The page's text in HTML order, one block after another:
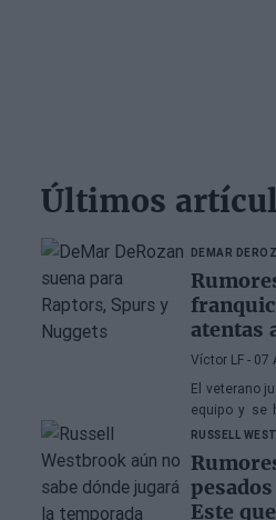
Últimos
DEMAR
atentas
DeMar
Víctor LF- 07
El veterano
equipo y se
Toronto
Denver
ecuación
RUSSELL
Este